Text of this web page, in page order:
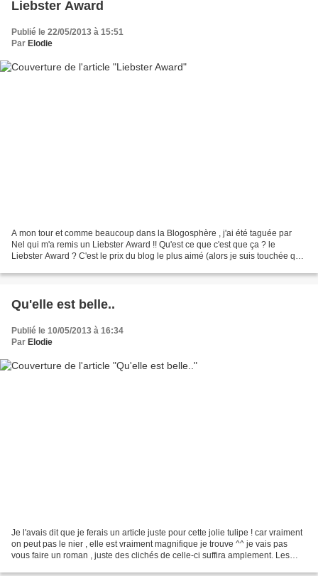
Liebster Award
Publié le 22/05/2013 à 15:51
Par Elodie
A mon tour et comme beaucoup dans la Blogosphère , j'ai été taguée par
Nel qui m'a remis un Liebster Award !! Qu'est ce que c'est que ça ? le
Liebster Award ? C'est le prix du blog le plus aimé (alors je suis touchée que
Qu'elle est belle..
Publié le 10/05/2013 à 16:34
Par Elodie
Je l'avais dit que je ferais un article juste pour cette jolie tulipe ! car vraiment
on peut pas le nier , elle est vraiment magnifique je trouve ^^ je vais pas
vous faire un roman , juste des clichés de celle-ci suffira amplement. Les